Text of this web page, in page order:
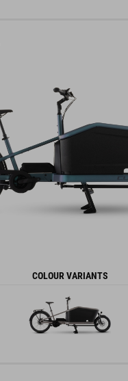
COLOUR VARIANTS